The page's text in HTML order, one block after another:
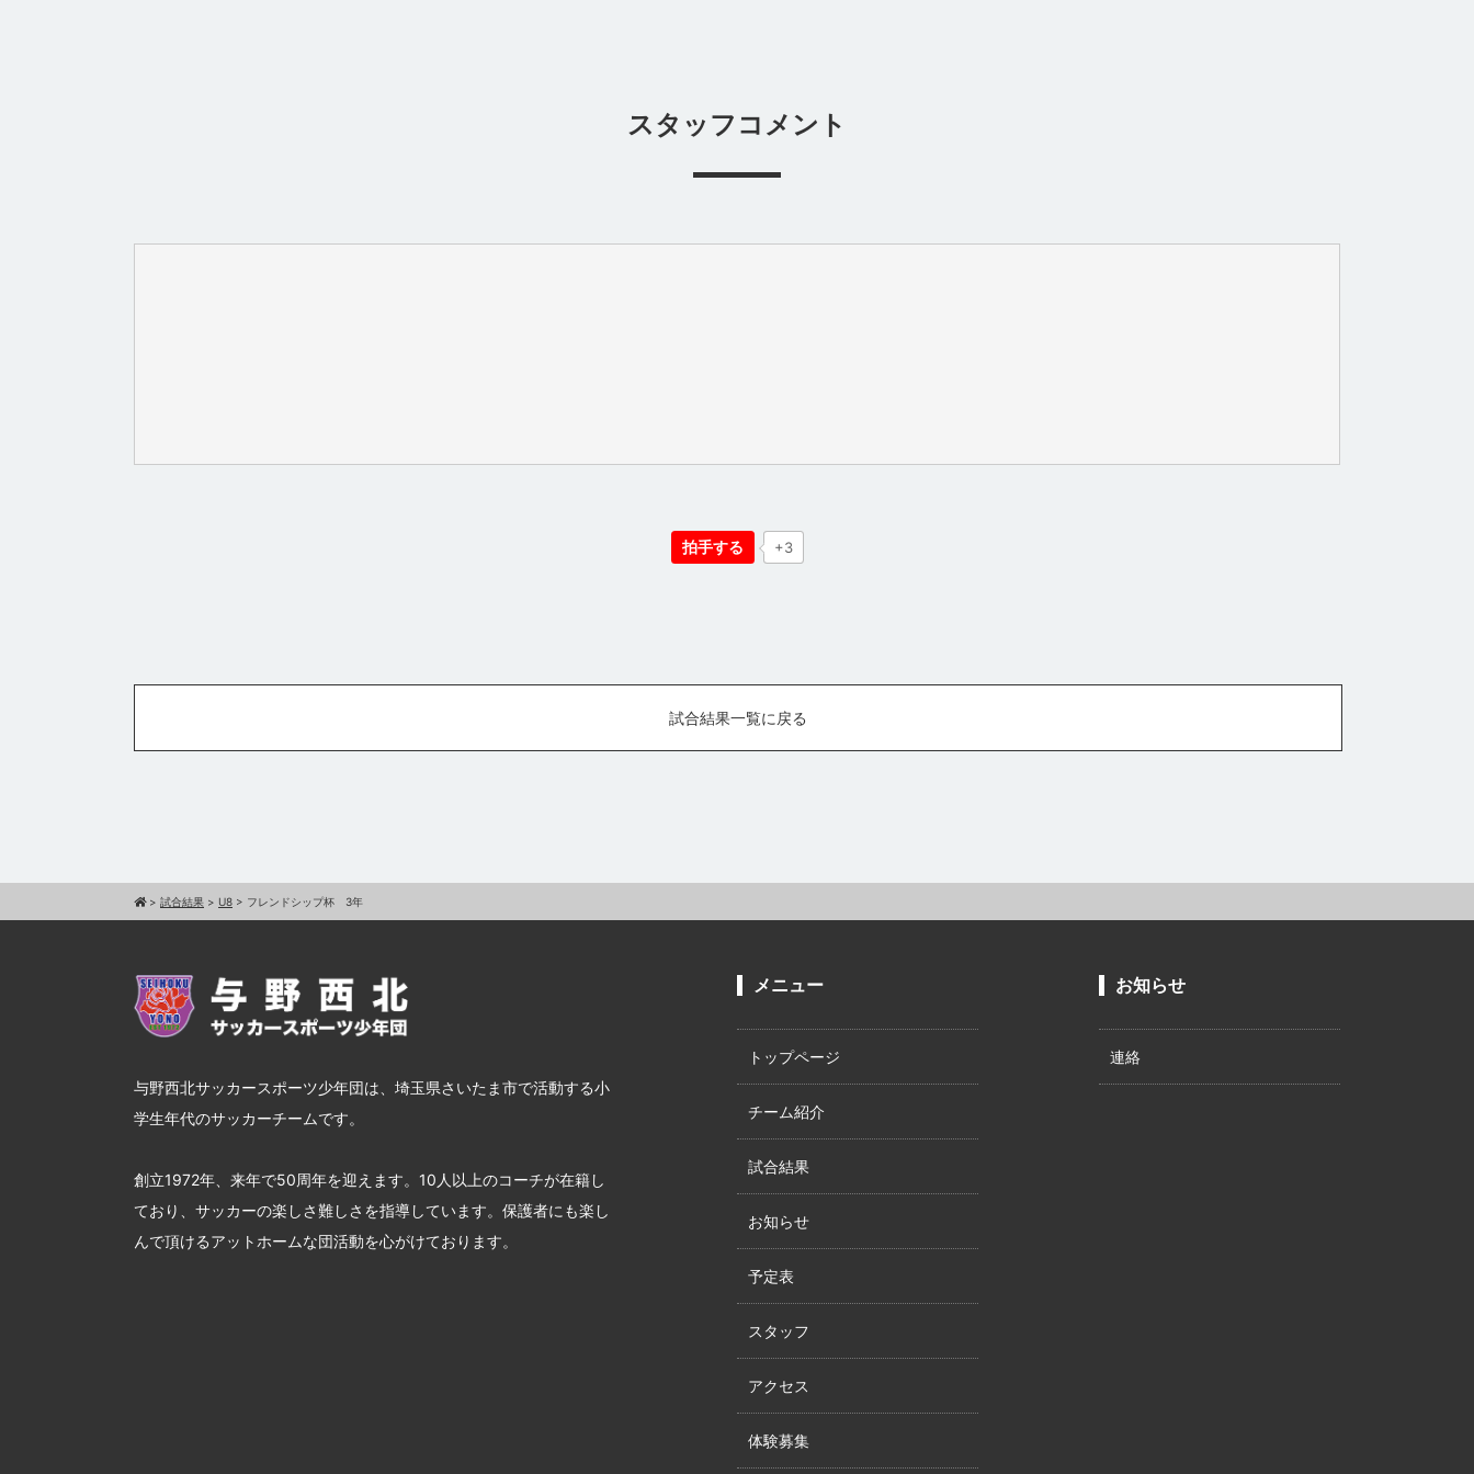
スタッフコメント
拍手する +3
試合結果一覧に戻る
> 試合結果 > U8 > フレンドシップ杯 3年
与野西北サッカースポーツ少年団は、埼玉県さいたま市で活動する小
学生年代のサッカーチームです。
創立1972年、来年で50周年を迎えます。10人以上のコーチが在籍し
ており、サッカーの楽しさ難しさを指導しています。保護者にも楽し
んで頂けるアットホームな団活動を心がけております。
メニュー
トップページ
チーム紹介
試合結果
お知らせ
予定表
スタッフ
アクセス
体験募集
お知らせ
連絡